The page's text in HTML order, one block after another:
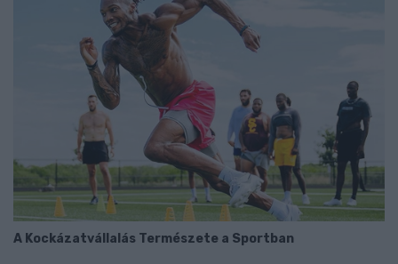
A Kockázatvállalás Természete a Sportban